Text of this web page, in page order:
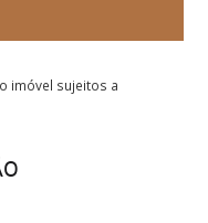
imóvel sujeitos a